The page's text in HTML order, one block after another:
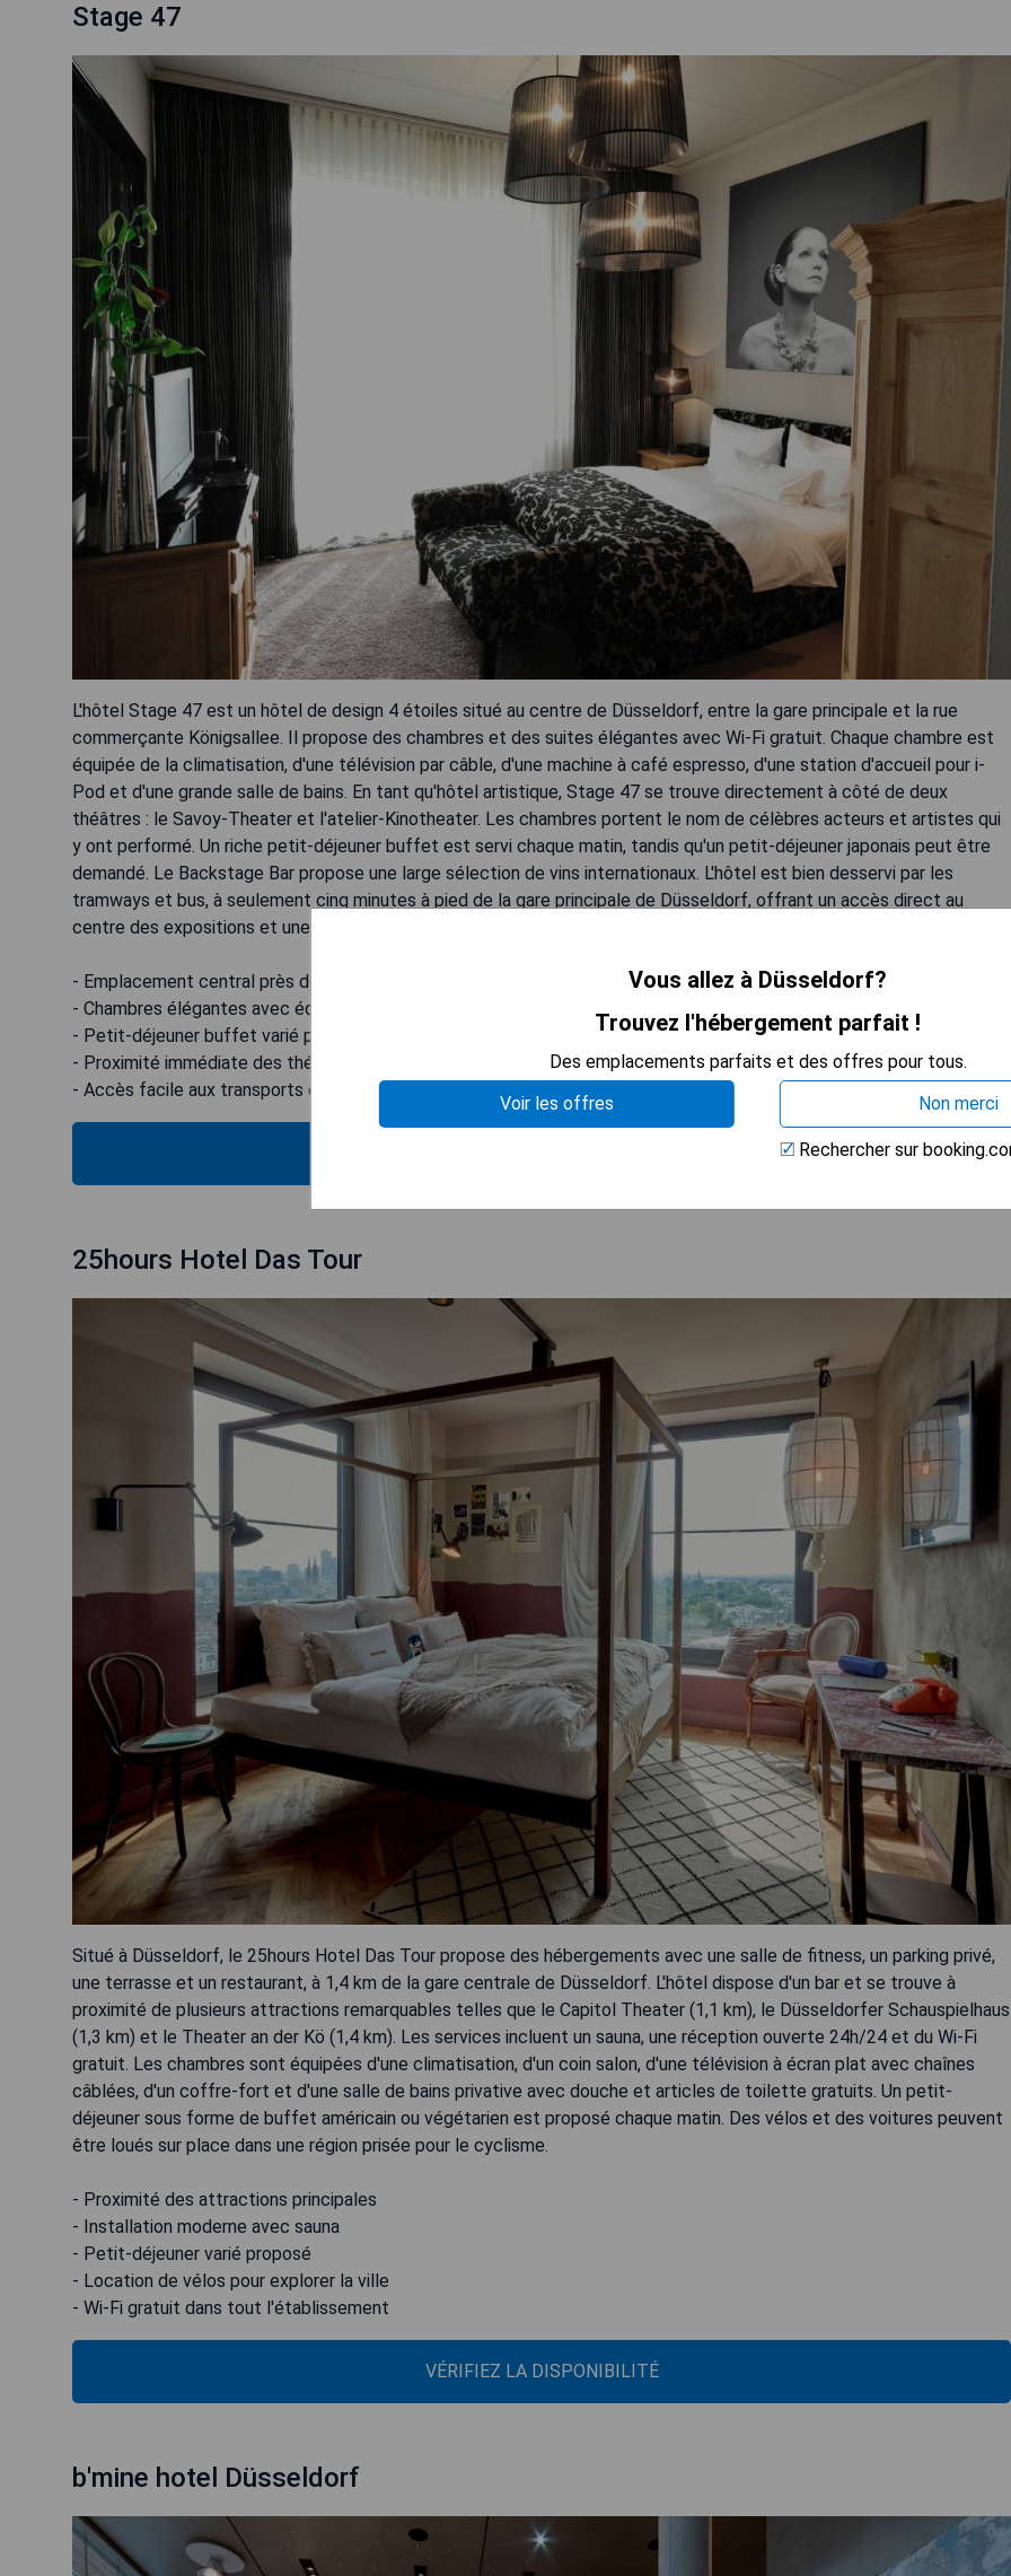
Stage 47
L'hôtel Stage 47 est un hôtel de design 4 étoiles situé au centre de Düsseldorf, entre la gare principale et la rue
commerçante Königsallee. Il propose des chambres et des suites élégantes avec Wi-Fi gratuit. Chaque chambre est
équipée de la climatisation, d'une télévision par câble, d'une machine à café espresso, d'une station d'accueil pour i-
Pod et d'une grande salle de bains. En tant qu'hôtel artistique, Stage 47 se trouve directement à côté de deux
théâtres : le Savoy-Theater et l'atelier-Kinotheater. Les chambres portent le nom de célèbres acteurs et artistes qui
y ont performé. Un riche petit-déjeuner buffet est servi chaque matin, tandis qu'un petit-déjeuner japonais peut être
demandé. Le Backstage Bar propose une large sélection de vins internationaux. L'hôtel est bien desservi par les
tramways et bus, à seulement cinq minutes à pied de la gare principale de Düsseldorf, offrant un accès direct au
centre des expositions et une connexion ferroviaire rapide vers l'aéroport.
- Emplacement central près des attractions majeures
- Chambres élégantes avec équipements modernes
- Petit-déjeuner buffet varié proposé chaque matin
- Proximité immédiate des théâtres
- Accès facile aux transports en commun
25hours Hotel Das Tour
Situé à Düsseldorf, le 25hours Hotel Das Tour propose des hébergements avec une salle de fitness, un parking privé,
une terrasse et un restaurant, à 1,4 km de la gare centrale de Düsseldorf. L'hôtel dispose d'un bar et se trouve à
proximité de plusieurs attractions remarquables telles que le Capitol Theater (1,1 km), le Düsseldorfer Schauspielhaus
(1,3 km) et le Theater an der Kö (1,4 km). Les services incluent un sauna, une réception ouverte 24h/24 et du Wi-Fi
gratuit. Les chambres sont équipées d'une climatisation, d'un coin salon, d'une télévision à écran plat avec chaînes
câblées, d'un coffre-fort et d'une salle de bains privative avec douche et articles de toilette gratuits. Un petit-
déjeuner sous forme de buffet américain ou végétarien est proposé chaque matin. Des vélos et des voitures peuvent
être loués sur place dans une région prisée pour le cyclisme.
- Proximité des attractions principales
- Installation moderne avec sauna
- Petit-déjeuner varié proposé
- Location de vélos pour explorer la ville
- Wi-Fi gratuit dans tout l'établissement
VÉRIFIEZ LA DISPONIBILITÉ
b'mine hotel Düsseldorf
Vous allez à Düsseldorf?
Trouvez l'hébergement parfait !
Des emplacements parfaits et des offres pour tous.
Voir les offres
Non merci
Rechercher sur